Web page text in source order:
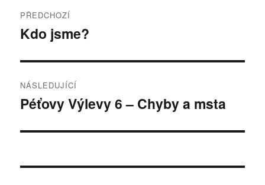
pro
PŘEDCHOZÍ
Předchozí
Kdo jsme?
NÁSLEDUJÍCÍ
Následující
Péťovy Výlevy 6 – Chyby a msta